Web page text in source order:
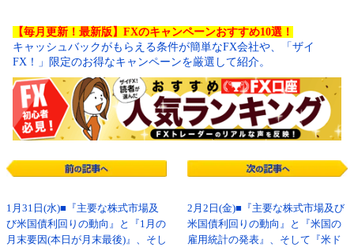
【毎月更新！最新版】FXのキャンペーンおすすめ10選！
キャッシュバックがもらえる条件が簡単なFX会社や、「ザイ
FX！」限定のお得なキャンペーンを厳選して紹介。
1月31日(水)■『主要な株式市場及
び米国債利回りの動向』と『1月の
月末要因(本日が月末最後)』、そし
2月2日(金)■『主要な株式市場及び
米国債利回りの動向』と『米国の
雇用統計の発表』、そして『米ド